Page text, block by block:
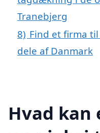
Tranebjerg
8) Find et firma
dele af Danmark
Hvad kan